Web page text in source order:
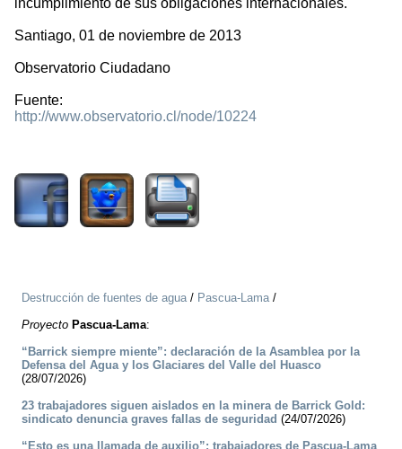
incumplimiento de sus obligaciones internacionales.
Santiago, 01 de noviembre de 2013
Observatorio Ciudadano
Fuente:
http://www.observatorio.cl/node/10224
Destrucción de fuentes de agua/ Pascua-Lama/
Proyecto Pascua-Lama:
“Barrick siempre miente”: declaración de la Asamblea por la
Defensa del Agua y los Glaciares del Valle del Huasco
(28/07/2026)
23 trabajadores siguen aislados en la minera de Barrick Gold:
sindicato denuncia graves fallas de seguridad (24/07/2026)
“Esto es una llamada de auxilio”: trabajadores de Pascua-Lama